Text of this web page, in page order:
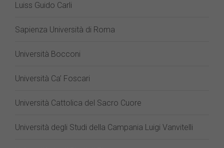
Luiss Guido Carli
Sapienza Università di Roma
Università Bocconi
Università Ca’ Foscari
Università Cattolica del Sacro Cuore
Università degli Studi della Campania Luigi Vanvitelli